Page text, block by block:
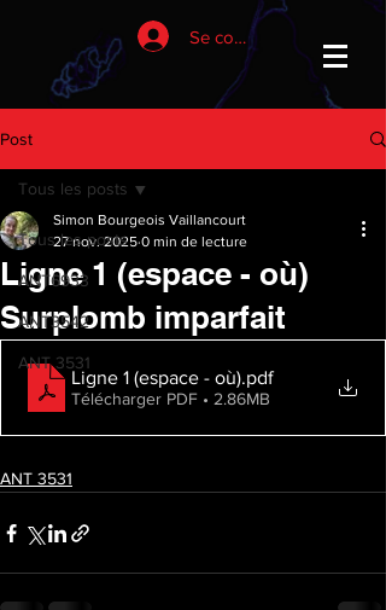
Se connecter
Post
Tous les posts
ANT6933
ANT3542
ANT 3531
Tous les posts
Ligne 1 (espace - où)
Surplomb imparfait
Simon Bourgeois Vaillancourt
27 nov. 2025 0 min de lecture
Ligne 1 (espace - où).pdf
Télécharger PDF • 2.86MB
ANT 3531